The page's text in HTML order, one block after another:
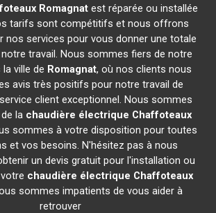
Romagnatest réparée ou installée
tarifs sont compétitifs et nous offrons
nos services pour vous donner une totale
travail. Nous sommes fiers de notre
ville de Romagnat, où nos clients nous
avis très positifs pour notre travail de
client exceptionnel. Nous sommes
la chaudière électrique Chaffoteaux
sommes à votre disposition pour toutes
et vos besoins. N'hésitez pas à nous
un devis gratuit pour l'installation ou
chaudière électrique Chaffoteaux
sommes impatients de vous aider à
retrouver